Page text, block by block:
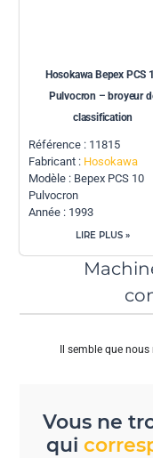
Hosokawa Bepex PCS
Pulvocron – broyeur
classification
Référence : 11815
Fabricant : Hosokawa
Modèle : Bepex PCS 10
Pulvocron
Année : 1993
LIRE PLUS »
Il semble que
Vous ne
qui